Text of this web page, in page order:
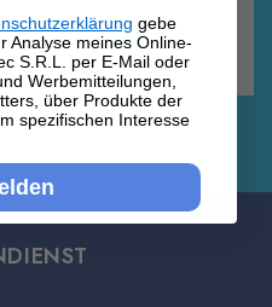
gebe
Analyse meines Online-
S.R.L. per E-Mail oder
Werbemitteilungen,
über Produkte der
spezifischen Interesse